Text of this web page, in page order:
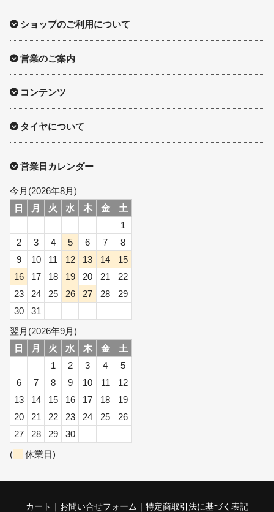
ショップのご利用について
営業のご案内
コンテンツ
タイヤについて
営業日カレンダー
今月(2026年8月)
日
月 火 水 木 金
土
1
2
3 4 5 6 7
8
9
10 11 12 13 14
15
16
17 18 19 20 21
22
23
24 25 26 27 28
29
30
31
翌月(2026年9月)
日
月 火 水 木 金
土
1
2 3 4
5
6
7 8 9 10 11
12
13
14 15 16 17 18
19
20
21 22 23 24 25
26
27
28 29
30
(
休業日)
カート お問い合せフォーム 特定商取引法に基づく表記